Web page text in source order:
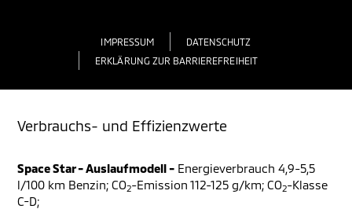
IMPRESSUM
DATENSCHUTZ
ERKLÄRUNG ZUR BARRIEREFREIHEIT
Verbrauchs- und Effizienzwerte
Space Star - Auslaufmodell - Energieverbrauch 4,9-5,5
l/100 km Benzin; CO2-Emission 112-125 g/km; CO2-Klasse
C-D;